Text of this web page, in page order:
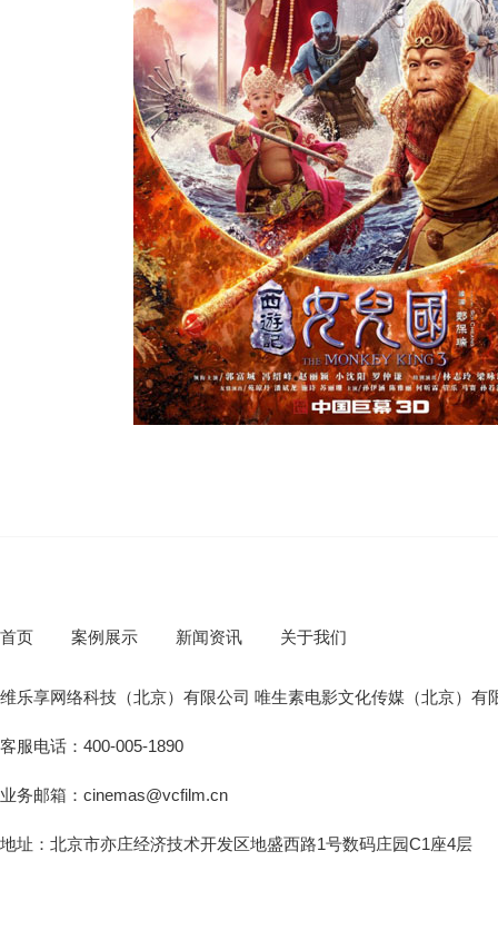
首页 案例展示 新闻资讯 关于我们
维乐享网络科技（北京）有限公司 唯生素电影文化传媒（北京）有
客服电话：400-005-1890
业务邮箱：cinemas@vcfilm.cn
地址：北京市亦庄经济技术开发区地盛西路1号数码庄园C1座4层